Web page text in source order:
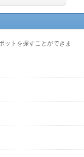
ットを探すことができま